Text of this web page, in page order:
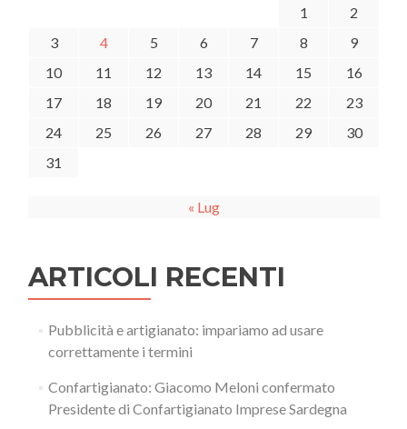
1
2
3
4 5 6 7 8
9
10
11 12 13 14 15
16
17
18 19 20 21 22
23
24
25 26 27 28 29
30
31
« Lug
ARTICOLI RECENTI
Pubblicità e artigianato: impariamo ad usare
correttamente i termini
Confartigianato: Giacomo Meloni confermato
Presidente di Confartigianato Imprese Sardegna